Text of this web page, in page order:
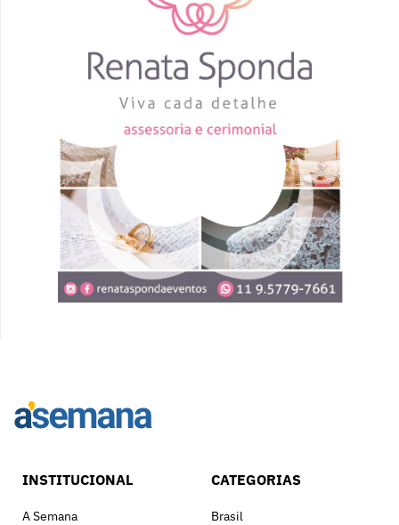
INSTITUCIONAL
A Semana
CATEGORIAS
Brasil